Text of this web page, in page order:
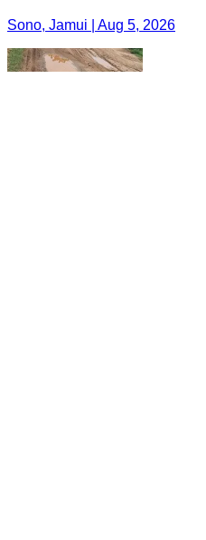
Sono, Jamui | Aug 5, 2026